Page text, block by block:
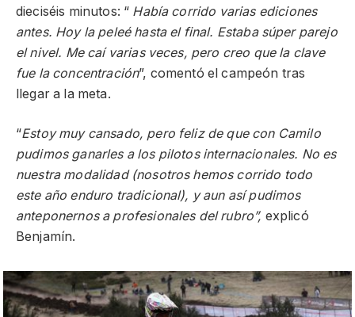
dieciséis minutos: “ Había corrido varias ediciones
antes. Hoy la peleé hasta el final. Estaba súper parejo
el nivel. Me caí varias veces, pero creo que la clave
fue la concentración”, comentó el campeón tras
llegar a la meta.
“Estoy muy cansado, pero feliz de que con Camilo
pudimos ganarles a los pilotos internacionales. No es
nuestra modalidad (nosotros hemos corrido todo
este año enduro tradicional), y aun así pudimos
anteponernos a profesionales del rubro”, explicó
Benjamín.